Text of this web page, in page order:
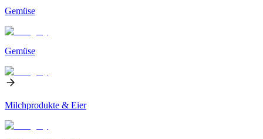
Gemüse
Gemüse
Milchprodukte & Eier